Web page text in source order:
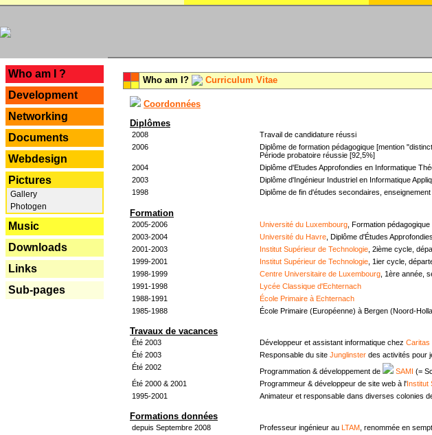
Who am I ?
Development
Networking
Documents
Webdesign
Pictures
Gallery
Photogen
Music
Downloads
Links
Sub-pages
Who am I? Curriculum Vitae
Coordonnées
Diplômes
2008
Travail de candidature réussi
2006
Diplôme de formation pédagogique [mention
Période probatoire réussie [92,5%]
2004
Diplôme d'Etudes Approfondies en Informatique
2003
Diplôme d'Ingénieur Industriel en Informatique
1998
Diplôme de fin d'études secondaires,
Formation
2005-2006 Université du Luxembourg , Formation
2003-2004
Université du Havre , Diplôme d'Études
2001-2003
Institut Supérieur de Technologie , 2ième cycle,
1999-2001
Institut Supérieur de Technologie , 1ier cycle,
1998-1999
Centre Universitaire de Luxembourg , 1ère année,
1991-1998
Lycée Classique d'Echternach
1988-1991
École Primaire à Echternach
1985-1988
École Primaire (Européenne) à Bergen (Noord-
Travaux de vacances
Été 2003 Développeur et assistant informatique chez Caritas
Été 2003
Responsable du site Junglinster des activités pour
Été 2002
Programmation & développement de SAMI (=
Été 2000 & 2001
Programmeur & développeur de site web à l'Institut
1995-2001
Animateur et responsable dans diverses colonies
Formations données
depuis Septembre 2008 Professeur ingénieur au LTAM , renommée en